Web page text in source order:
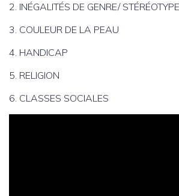
2. INÉGALITÉS DE GENRE/
3. COULEUR DE LA PEAU
4. HANDICAP
5. RELIGION
6. CLASSES SOCIALES